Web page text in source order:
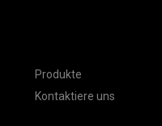
Produkte
Kontaktiere uns